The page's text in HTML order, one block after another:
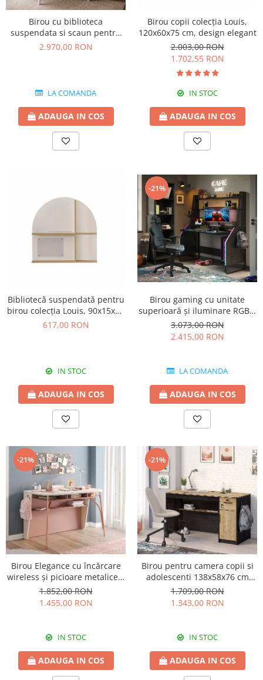
Birou cu biblioteca
suspendata si scaun pentru
camera copii, 123x166x63 cm
2.970,00 RON
LA COMANDA
ADAUGA IN COS
Birou copii colecția Louis,
120x60x75 cm, design elegant
2.003,00 RON
1.702,55 RON
IN STOC
ADAUGA IN COS
Bibliotecă suspendată pentru
birou colecția Louis, 90x15x90
cm
617,00 RON
IN STOC
ADAUGA IN COS
-21%
Birou gaming cu unitate
superioară și iluminare RGB –
Colecția Black (142x72x154
cm)
3.073,00 RON
2.415,00 RON
LA COMANDA
ADAUGA IN COS
-21%
Birou Elegance cu încărcare
wireless și picioare metalice –
design modern și rafinat
1.852,00 RON
1.455,00 RON
IN STOC
ADAUGA IN COS
-21%
Birou pentru camera copii si
adolescenti 138x58x76 cm
Colectia Black
1.709,00 RON
1.343,00 RON
IN STOC
ADAUGA IN COS